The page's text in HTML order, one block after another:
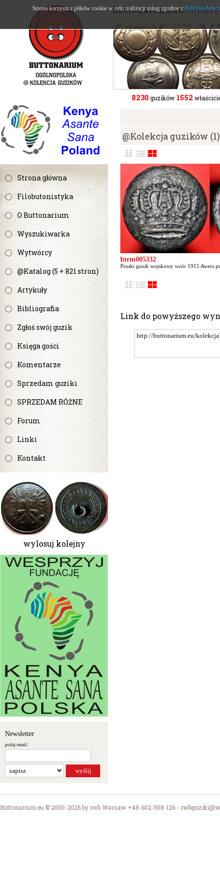
Strona główna
Filobutonistyka
O Buttonarium
Wyszukiwarka
Wytwórcy
@Katalog (5 + 821 stron)
Artykuły
Bibliografia
Zgłoś swój guzik
Księga gości
Komentarze
Sprzedam guziki
SPRZEDAM RÓŻNE
Forum
Linki
Kontakt
wylosuj kolejny
Newsletter
podaj email:
buttonarium.eu- Strona
8230 guzików 1552
@Kolekcja guzików (1)
btrm005332
Pruski guzik wojskowy wzór 1915 Awers
Link do powyższego
Buttonarium.eu © 2000-2026 by rwb Warsaw +48-602-508-126 -
Strona korzysta z plików cookie w celu realizacji usług zgodnie z Polityką